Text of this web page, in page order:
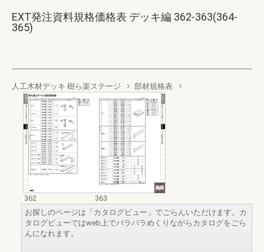
EXT発注資料規格価格表 デッキ編 362-363(364-
365)
人工木材デッキ 樹ら楽ステージ 部材規格表
362
363
お探しのページは「カタログビュー」でごらんいただけます。カ
タログビューではweb上でパラパラめくりながらカタログをごら
んになれます。